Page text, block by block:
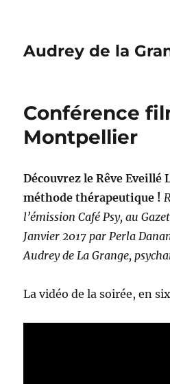
Audrey de la
Conférence
Montpellier
Découvrez le Rêve Eveillé
méthode thérapeutique !
l’émission Café Psy, au
Janvier 2017 par Perla
Audrey de La Grange,
La vidéo de la soirée, en